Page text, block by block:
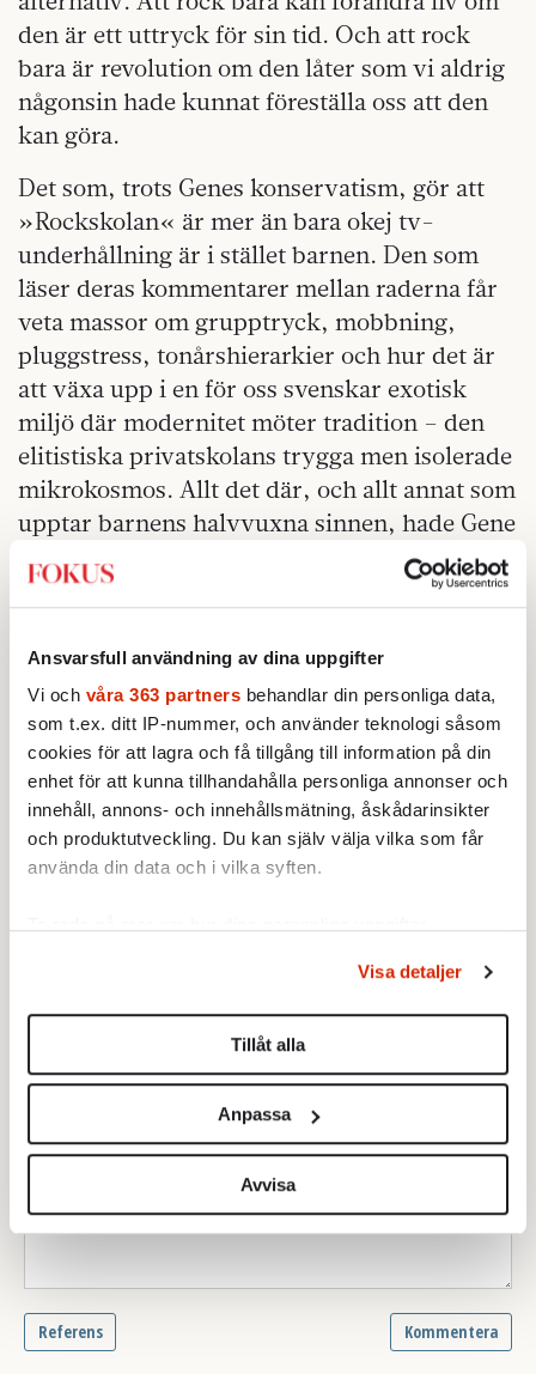
Ansvarsfull användning av dina uppgifter
Vi och våra 363 partners behandlar din personliga data,
som t.ex. ditt IP-nummer, och använder teknologi såsom
cookies för att lagra och få tillgång till information på din
enhet för att kunna tillhandahålla personliga annonser och
innehåll, annons- och innehållsmätning, åskådarinsikter
och produktutveckling. Du kan själv välja vilka som får
använda din data och i vilka syften.
Du kan ändra eller dra tillbaka ditt samtycke när som
helst från cookie-förklaringen.
Vi använder enhetsidentifierare för att anpassa innehållet
för sociala medier och analysera vår trafik. Vi
vidarebefordrar även sådana identifierare och annan
information från din enhet till de sociala medier och
annons- och analysföretag som vi samarbetar med.
Dessa kan i sin tur kombinera informationen med annan
Om du vill läsa mer om hur vi hanterar personuppgifter
kan du göra det
Visa detaljer
Tillåt alla
Anpassa
Avvisa
den är ett uttryck för sin tid. Och att rock
bara är revolution om den låter som vi aldrig
någonsin hade kunnat föreställa oss att den
kan göra.
Det som, trots Genes konservatism, gör att
»Rockskolan« är mer än bara okej tv-
underhållning är i stället barnen. Den som
läser deras kommentarer mellan raderna får
veta massor om grupptryck, mobbning,
pluggstress, tonårshierarkier och hur det är
att växa upp i en för oss svenskar exotisk
miljö där modernitet möter tradition – den
elitistiska privatskolans trygga men isolerade
mikrokosmos. Allt det där, och allt annat som
upptar barnens halvvuxna sinnen, hade Gene
Simmons kunnat be barnen uttrycka i sin
musik. Allt det där hade kunnat bli
popkultur.
Rockskolan-läxan lyder som följer: Det
konservativa spöket kan bära trasiga jeans
och läder. Rockens hjärta kan klappa
innanför en tudoriansk skoluniformskåpa.
Och, viktigast av allt, kreativitet kräver
förnyelse. Så visst är serien en lektion i